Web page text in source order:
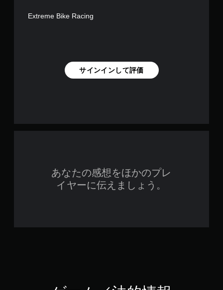
Extreme Bike Racing
サインインして評価
あなたの感想をほかのプレ
イヤーに伝えましょう。